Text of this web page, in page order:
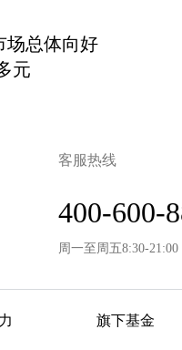
场总体向好
元
客服热线
400-600-
周一至周五8:30-
旗下基金